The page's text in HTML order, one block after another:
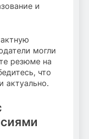
и
могли
резюме на
что
актуально.